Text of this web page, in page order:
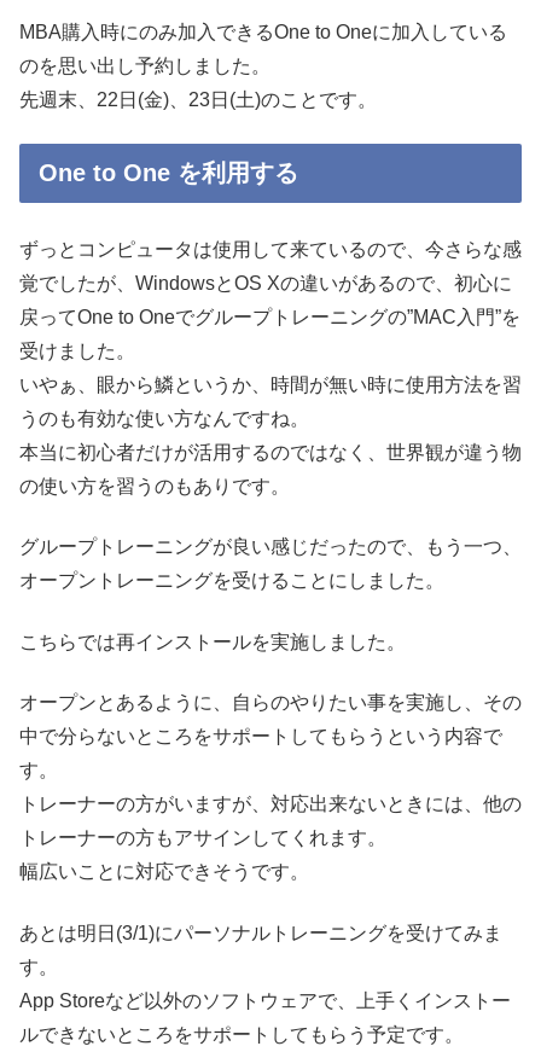
MBA購入時にのみ加入できるOne to Oneに加入している
のを思い出し予約しました。
先週末、22日(金)、23日(土)のことです。
One to One を利用する
ずっとコンピュータは使用して来ているので、今さらな感
覚でしたが、WindowsとOS Xの違いがあるので、初心に
戻ってOne to Oneでグループトレーニングの”MAC入門”を
受けました。
いやぁ、眼から鱗というか、時間が無い時に使用方法を習
うのも有効な使い方なんですね。
本当に初心者だけが活用するのではなく、世界観が違う物
の使い方を習うのもありです。
グループトレーニングが良い感じだったので、もう一つ、
オープントレーニングを受けることにしました。
こちらでは再インストールを実施しました。
オープンとあるように、自らのやりたい事を実施し、その
中で分らないところをサポートしてもらうという内容で
す。
トレーナーの方がいますが、対応出来ないときには、他の
トレーナーの方もアサインしてくれます。
幅広いことに対応できそうです。
あとは明日(3/1)にパーソナルトレーニングを受けてみま
す。
App Storeなど以外のソフトウェアで、上手くインストー
ルできないところをサポートしてもらう予定です。